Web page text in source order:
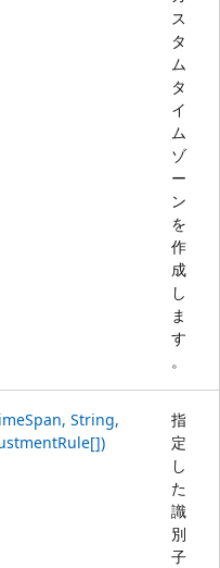
ス
タ
ム
タ
イ
ム
ゾ
ー
ン
を
作
成
し
ま
す
。
String,
指
定
し
た
識
別
子